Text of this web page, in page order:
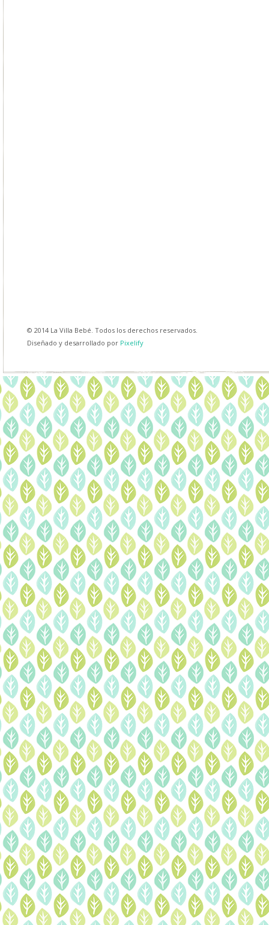
© 2014 La Villa Bebé. Todos los derechos reservados.
Diseñado y desarrollado por Pixelify